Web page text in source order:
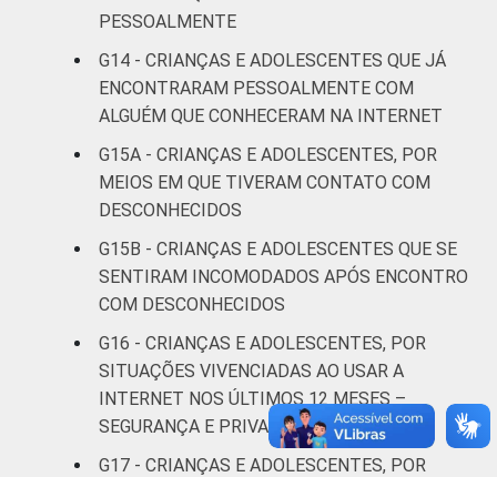
anos
28
RENDA
FAMILIAR
Até 1 SM 18
Mais de 1
SM até 2 SM
16
Mais de 2
SM até 3 SM
17
Mais de 3
SM
24
Não tem
renda
3
PESSOALMENTE
G14 - CRIANÇAS E ADOLESCENTES QUE JÁ
ENCONTRARAM PESSOALMENTE COM
ALGUÉM QUE CONHECERAM NA INTERNET
G15A - CRIANÇAS E ADOLESCENTES, POR
MEIOS EM QUE TIVERAM CONTATO COM
DESCONHECIDOS
G15B - CRIANÇAS E ADOLESCENTES QUE SE
SENTIRAM INCOMODADOS APÓS ENCONTRO
COM DESCONHECIDOS
G16 - CRIANÇAS E ADOLESCENTES, POR
SITUAÇÕES VIVENCIADAS AO USAR A
INTERNET NOS ÚLTIMOS 12 MESES –
SEGURANÇA E PRIVACIDADE
G17 - CRIANÇAS E ADOLESCENTES, POR